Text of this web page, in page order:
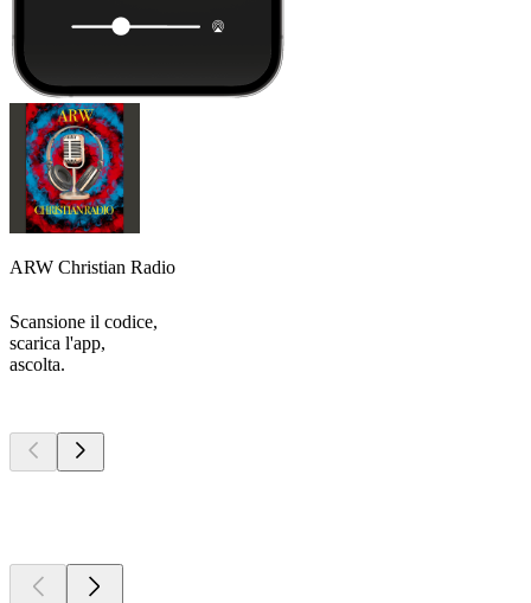
ARW Christian Radio
Scansione il codice,
scarica l'app,
ascolta.